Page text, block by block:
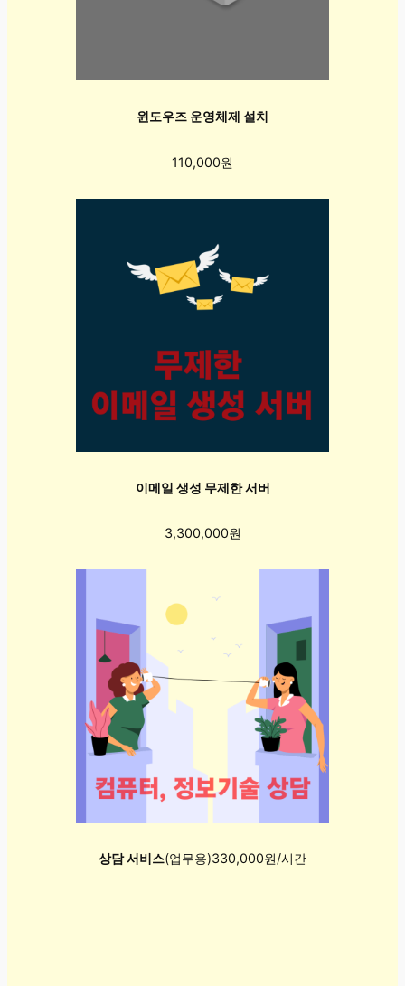
윈도우즈 운영체제 설치
110,000원
이메일 생성 무제한 서버
3,300,000원
상담 서비스(업무용)330,000원/시간